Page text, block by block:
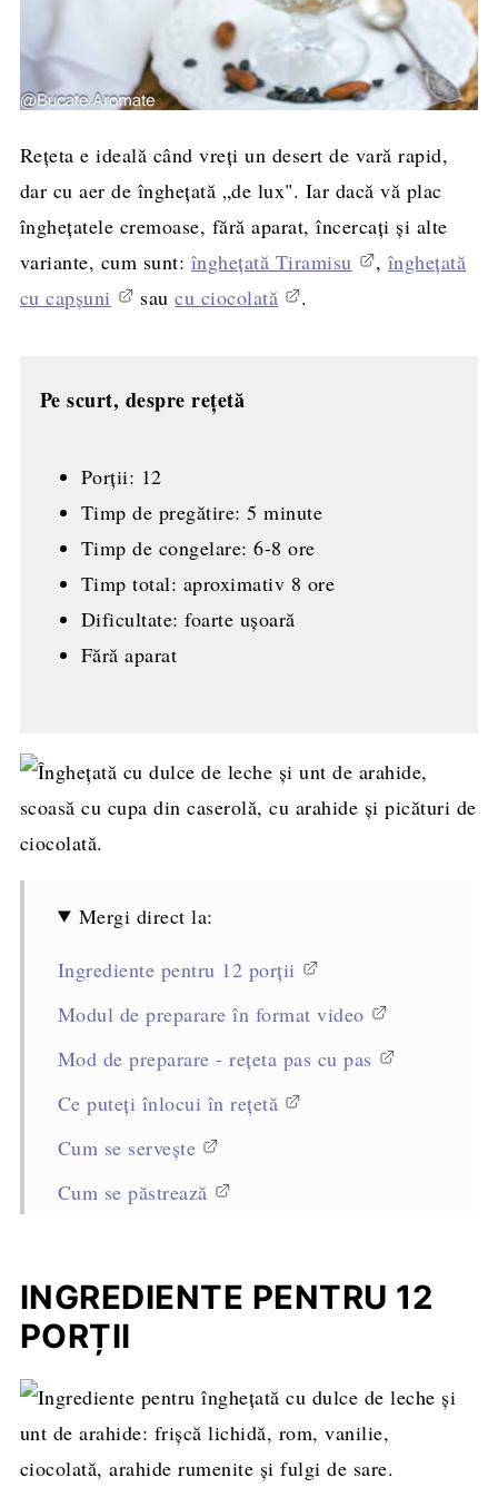
Rețeta e ideală când vreți un desert de vară rapid,
dar cu aer de înghețată „de lux". Iar dacă vă plac
înghețatele cremoase, fără aparat, încercați și alte
variante, cum sunt: înghețată Tiramisu , înghețată
cu capșuni
saucu ciocolată .
Pe scurt, despre rețetă
Porții: 12
Timp de pregătire: 5 minute
Timp de congelare: 6-8 ore
Timp total: aproximativ 8 ore
Dificultate: foarte ușoară
Fără aparat
Mergi direct la:
Ingrediente pentru 12 porții
Modul de preparare în format video
Mod de preparare - rețeta pas cu pas
Ce puteți înlocui în rețetă
Cum se servește
Cum se păstrează
Întrebări frecvente
Rețete asemănătoare
preparare
INGREDIENTE PENTRU 12
PORȚII